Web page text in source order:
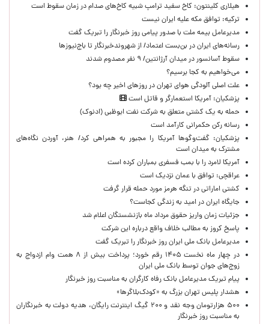
هیلاری کلینتون: کاخ سفید ترامپ شبیه کاخ‌های صدام در زمان سقوط است
ترکیه: توافق مکه علیه ایران نیست
مدیرعامل بیمه ملت با صدور پیامی روز خبرنگار را تبریک گفت
رسانه‌های ایران در بن‌بست اعتماد/ از شهروندخبرنگار تا باج‌نیوزها
سقوط آسانسور در میدان آرژانتین/ ۹ نفر مصدوم شدند
می‌خواهیم به کجا برسیم؟
علت اصلی آلودگی هوای تهران در روزهای اخیر چه بود؟
پزشکیان: آمریکا استعمارگر و قاتل است
حمله به یک کشتی متعلق به شرکت نفت ابوظبی (ادنوک)
رسانه رکن حکمرانی کارآمد است
پزشکیان: گفت‌وگوها آمریکا را مجبور به همراهی کرد/ هنر، آوردن نگاه‌های
مشترک به میدان است
آمریکا لامرد را با بمب فسفری بمباران کرده است
عراقچی: توافق با عمان نزدیک است
کشتی اماراتی در تنگه هرمز مورد حمله قرار گرفت
جایگاه ایران در امید به زندگی کجاست؟
جزئیات زمان واریز حقوق مرداد ماه بازنشستگان اعلام شد
پاسخ کروز به مطالب خلاف واقع درباره این شرکت
مدیرعامل بانک ملی ایران روز خبرنگار را تبریک گفت
در چهار ماه نخست ۱۴۰۵ رقم خورد؛ پرداخت بیش از ۸ همت وام ازدواج به
زوج‌های جوان توسط بانک ملی ایران
پیام تبریک مدیرعامل بانک رفاه کارگران به مناسبت روز خبرنگار
هشدار پلیس تهران بزرگ به «کودک‌بلاگرها»
۵۰۰ هزارتومان وجه نقد و ۲۰۰ گیگ اینترنت رایگان، هدیه دولت به خبرنگاران
به مناسبت روز خبرنگار